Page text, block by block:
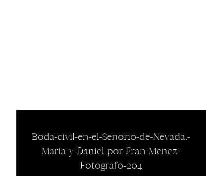
Boda-civil-en-el-Senorio-de-Nevada.-
Maria-y-Daniel-por-Fran-Menez-
Fotografo-204